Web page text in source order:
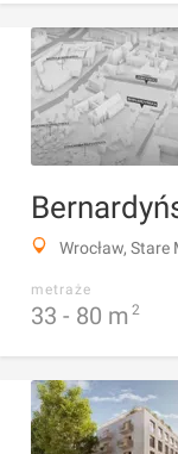
Wrocław, Stare
metraże
33 - 80 m 2